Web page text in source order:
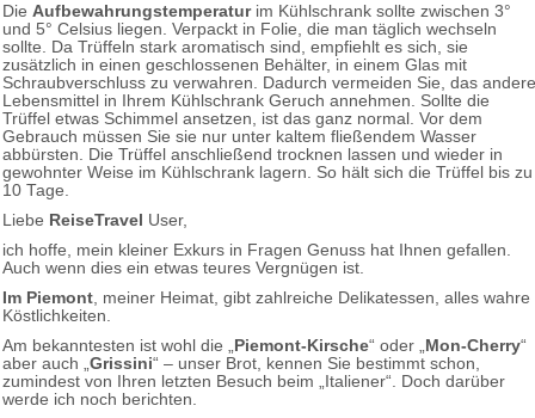
Die Aufbewahrungstemperaturim Kühlschrank sollte zwischen 3°
und 5° Celsius liegen. Verpackt in Folie, die man täglich wechseln
sollte. Da Trüffeln stark aromatisch sind, empfiehlt es sich, sie
zusätzlich in einen geschlossenen Behälter, in einem Glas mit
Schraubverschluss zu verwahren. Dadurch vermeiden Sie, das andere
Lebensmittel in Ihrem Kühlschrank Geruch annehmen. Sollte die
Trüffel etwas Schimmel ansetzen, ist das ganz normal. Vor dem
Gebrauch müssen Sie sie nur unter kaltem fließendem Wasser
abbürsten. Die Trüffel anschließend trocknen lassen und wieder in
gewohnter Weise im Kühlschrank lagern. So hält sich die Trüffel bis zu
10 Tage.
Liebe ReiseTravel User,
ich hoffe, mein kleiner Exkurs in Fragen Genuss hat Ihnen gefallen.
Auch wenn dies ein etwas teures Vergnügen ist.
Im Piemont , meiner Heimat, gibt zahlreiche Delikatessen, alles wahre
Köstlichkeiten.
Am bekanntesten ist wohl die „ Piemont-Kirsche“ oder Mon-Cherry“
aber auch
Grissini“ – unser Brot, kennen Sie bestimmt schon,
zumindest von Ihren letzten Besuch beim „Italiener“. Doch darüber
werde ich noch berichten.